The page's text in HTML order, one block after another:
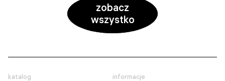
zobacz
wszystko
katalog
informacje